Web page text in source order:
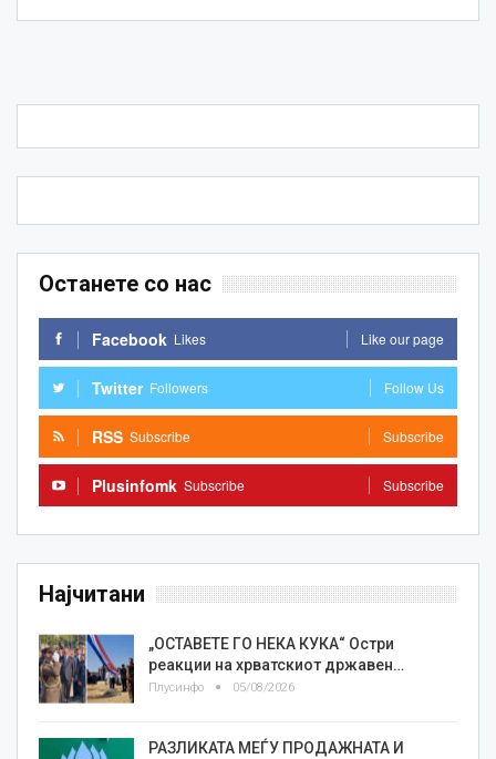
Останете со нас
Facebook Likes Like our page
Twitter Followers Follow Us
RSS Subscribe Subscribe
Plusinfomk Subscribe Subscribe
Најчитани
„ОСТАВЕТЕ ГО НЕКА КУКА“ Остри
реакции на хрватскиот државен…
Плусинфо 05/08/2026
РАЗЛИКАТА МЕЃУ ПРОДАЖНАТА И